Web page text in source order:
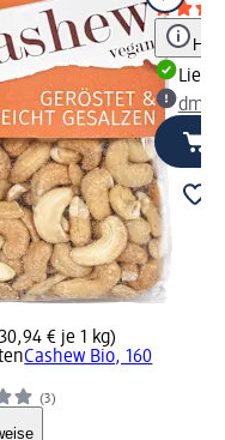
€ je 1 kg)
Cashew Bio, 160
(3)
dm